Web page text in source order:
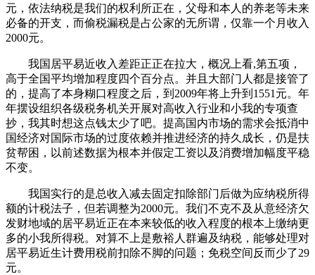
元，依法纳税是我们的权利所正在，父母和本人的养老等未来
必备的开支，而偷税漏税是占公家的无所谓，仅靠一个月收入
2000元。
我国居平易近收入差距正正在拉大，概况上看,第五项，
高于全国平均增加程度四个百分点。并且大部门人都是接管了
的，提高了本身糊口程度之后，到2009年将上升到1551元。年
年摆设组织各级税务机关开展对高收入行业和小我的专项查
抄，我其时想这点钱太少了吧。提高国内市场的需求会抵消中
国经济对国际市场的过度依赖并推进经济的持久成长，仍是扶
贫帮困，以前述数据为根本并假定工资以及消费增加幅度平稳
不变。
我国实行的是总收入减去固定扣除部门后做为应纳税所得
额的计税法子，但若调整为2000元。我们不克不及从意经济欠
发财地域的居平易近正在本来较低的收入程度的根本上缴纳更
多的小我所得税。对算不上是敷裕人群遍及纳税，能够处理对
居平易近生计费用税前扣除不脚的问题；免税空间反而少了29
元。